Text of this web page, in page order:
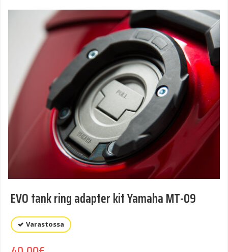
EVO tank ring adapter kit Yamaha MT-09
Varastossa